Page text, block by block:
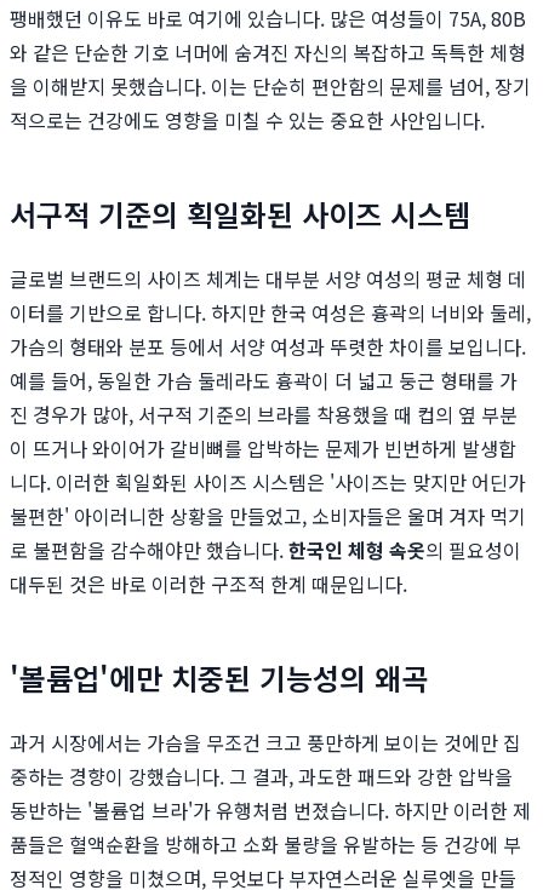
팽배했던 이유도 바로 여기에 있습니다. 많은 여성들이 75A, 80B
와 같은 단순한 기호 너머에 숨겨진 자신의 복잡하고 독특한 체형
을 이해받지 못했습니다. 이는 단순히 편안함의 문제를 넘어, 장기
적으로는 건강에도 영향을 미칠 수 있는 중요한 사안입니다.
서구적 기준의 획일화된 사이즈 시스템
글로벌 브랜드의 사이즈 체계는 대부분 서양 여성의 평균 체형 데
이터를 기반으로 합니다. 하지만 한국 여성은 흉곽의 너비와 둘레,
가슴의 형태와 분포 등에서 서양 여성과 뚜렷한 차이를 보입니다.
예를 들어, 동일한 가슴 둘레라도 흉곽이 더 넓고 둥근 형태를 가
진 경우가 많아, 서구적 기준의 브라를 착용했을 때 컵의 옆 부분
이 뜨거나 와이어가 갈비뼈를 압박하는 문제가 빈번하게 발생합
니다. 이러한 획일화된 사이즈 시스템은 '사이즈는 맞지만 어딘가
불편한' 아이러니한 상황을 만들었고, 소비자들은 울며 겨자 먹기
로 불편함을 감수해야만 했습니다.한국인 체형 속옷의 필요성이
대두된 것은 바로 이러한 구조적 한계 때문입니다.
'볼륨업'에만 치중된 기능성의 왜곡
과거 시장에서는 가슴을 무조건 크고 풍만하게 보이는 것에만 집
중하는 경향이 강했습니다. 그 결과, 과도한 패드와 강한 압박을
동반하는 '볼륨업 브라'가 유행처럼 번졌습니다. 하지만 이러한 제
품들은 혈액순환을 방해하고 소화 불량을 유발하는 등 건강에 부
정적인 영향을 미쳤으며, 무엇보다 부자연스러운 실루엣을 만들